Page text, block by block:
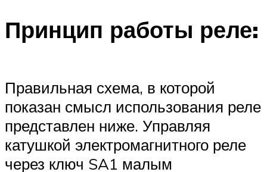
Принцип работы реле:
Правильная схема, в которой
показан смысл использования реле
представлен ниже. Управляя
катушкой электромагнитного реле
через ключ SA1 малым